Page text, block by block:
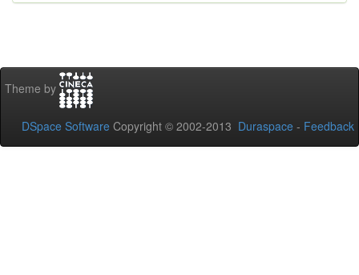
Theme by
DSpace Software Copyright © 2002-2013 Duraspace - Feedback